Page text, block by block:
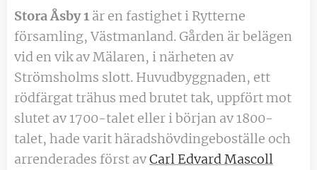
Stora Åsby 1 är en fastighet i Rytterne
församling, Västmanland. Gården är belägen
vid en vik av Mälaren, i närheten av
Strömsholms slott. Huvudbyggnaden, ett
rödfärgat trähus med brutet tak, uppfört mot
slutet av 1700-talet eller i början av 1800-
talet, hade varit häradshövdingeboställe och
arrenderades först avCarl Edvard Mascoll